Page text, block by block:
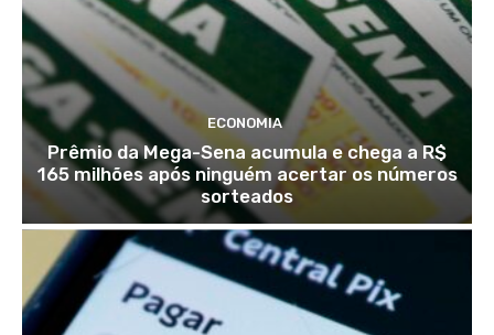
ECONOMIA
Prêmio da Mega-Sena acumula e chega a R$
165 milhões após ninguém acertar os números
sorteados